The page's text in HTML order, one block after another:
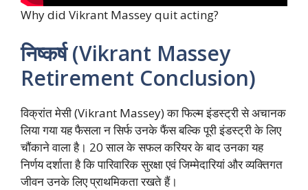
Why did Vikrant Massey quit acting?
निष्कर्ष (Vikrant Massey
Retirement Conclusion)
विक्रांत मेसी (Vikrant Massey) का फिल्म इंडस्ट्री से अचानक
लिया गया यह फैसला न सिर्फ उनके फैंस बल्कि पूरी इंडस्ट्री के लिए
चौंकाने वाला है। 20 साल के सफल करियर के बाद उनका यह
निर्णय दर्शाता है कि पारिवारिक सुरक्षा एवं जिम्मेदारियां और व्यक्तिगत
जीवन उनके लिए प्राथमिकता रखते हैं।